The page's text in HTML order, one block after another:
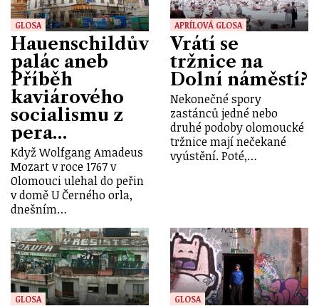
GLOSA
Hauenschildův
palác aneb
Příběh
kaviárového
socialismu z
pera…
Když Wolfgang Amadeus
Mozart v roce 1767 v
Olomouci ulehal do peřin
v domě U Černého orla,
dnešním…
APRÍLOVÁ GLOSA
Vrátí se
tržnice na
Dolní náměstí?
Nekonečné spory
zastánců jedné nebo
druhé podoby olomoucké
tržnice mají nečekané
vyústění. Poté,…
GLOSA GLOSA